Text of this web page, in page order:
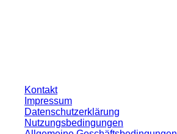
Kontakt
Impressum
Datenschutzerklärung
Nutzungsbedingungen